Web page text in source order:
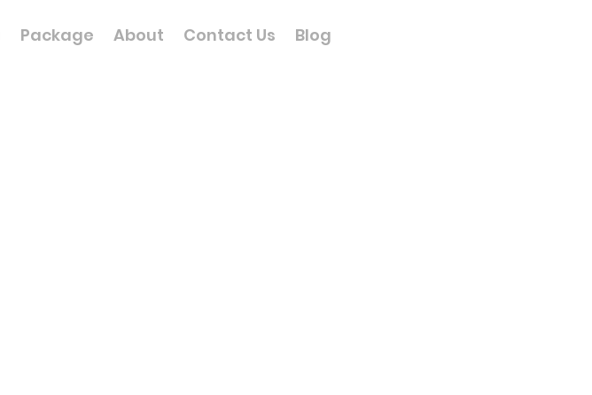
Package About Contact Us Blog